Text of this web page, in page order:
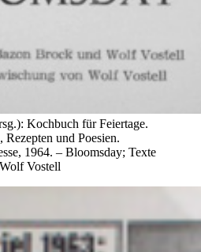
Kochbuch für Feiertage.
und Poesien.
1964. – Bloomsday; Texte
Vostell